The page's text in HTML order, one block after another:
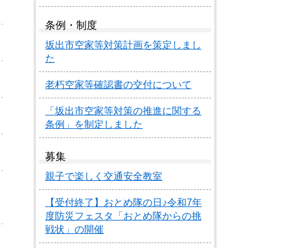
条例・制度
坂出市空家等対策計画を策定しまし
た
老朽空家等確認書の交付について
「坂出市空家等対策の推進に関する
条例」を制定しました
募集
親子で楽しく交通安全教室
【受付終了】おとめ隊の日♪令和7年
度防災フェスタ「おとめ隊からの挑
戦状」の開催